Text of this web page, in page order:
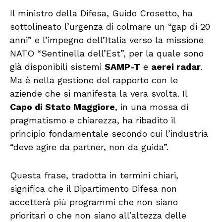
Il ministro della Difesa, Guido Crosetto, ha
sottolineato l’urgenza di colmare un “gap di 20
anni” e l’impegno dell’Italia verso la missione
NATO “Sentinella dell’Est”, per la quale sono
già disponibili sistemi SAMP-T e aerei radar.
Ma è nella gestione del rapporto con le
aziende che si manifesta la vera svolta. Il
Capo di Stato Maggiore, in una mossa di
pragmatismo e chiarezza, ha ribadito il
principio fondamentale secondo cui l’industria
“deve agire da partner, non da guida”.
Questa frase, tradotta in termini chiari,
significa che il Dipartimento Difesa non
accetterà più programmi che non siano
prioritari o che non siano all’altezza delle